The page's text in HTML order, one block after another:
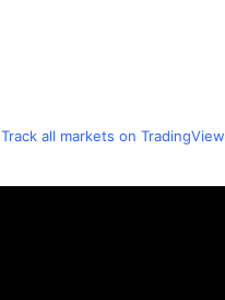
Track all markets on TradingView